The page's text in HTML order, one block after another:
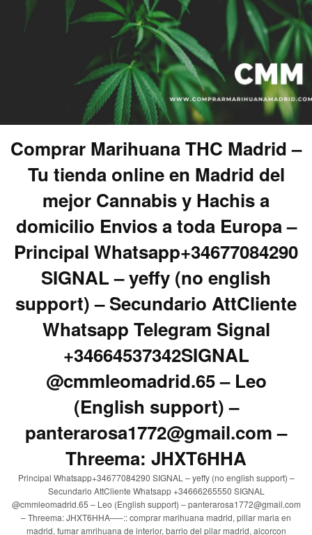
Comprar Marihuana THC Madrid –
Tu tienda online en Madrid del
mejor Cannabis y Hachis a
domicilio Envios a toda Europa –
Principal Whatsapp+34677084290
SIGNAL – yeffy (no english
support) – Secundario AttCliente
Whatsapp Telegram Signal
+34664537342SIGNAL
@cmmleomadrid.65 – Leo
(English support) –
panterarosa1772@gmail.com –
Threema: JHXT6HHA
Principal Whatsapp+34677084290 SIGNAL – yeffy (no english support) –
Secundario AttCliente Whatsapp +34666265550 SIGNAL
@cmmleomadrid.65 – Leo (English support) – panterarosa1772@gmail.com
– Threema: JHXT6HHA—–:: comprar marihuana madrid, pillar maria en
madrid, fumar amrihuana de interior, barrio del pilar madrid, alcorcon